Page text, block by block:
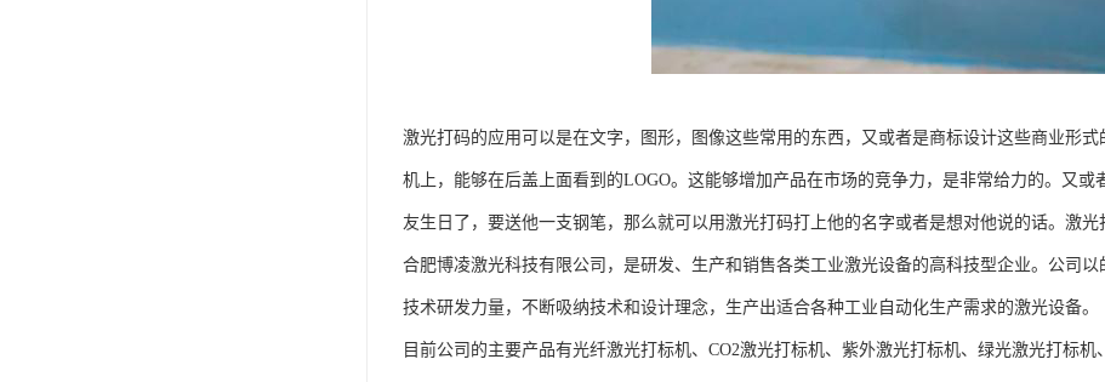
激光打码的应用可以是在文字，图形，图像这些常用的东西，又或者是商标设计这些商业形
机上，能够在后盖上面看到的LOGO。这能够增加产品在市场的竞争力，是非常给力的。又
友生日了，要送他一支钢笔，那么就可以用激光打码打上他的名字或者是想对他说的话。激光
合肥博凌激光科技有限公司，是研发、生产和销售各类工业激光设备的高科技型企业。公司
技术研发力量，不断吸纳技术和设计理念，生产出适合各种工业自动化生产需求的激光设备。
目前公司的主要产品有光纤激光打标机、CO2激光打标机、紫外激光打标机、绿光激光打标